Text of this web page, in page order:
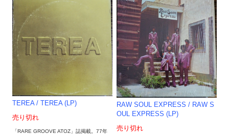
TEREA ‎/ TEREA (LP)
売り切れ
「RARE GROOVE ATOZ」誌掲載。77年
RAW SOUL EXPRESS / RAW S
OUL EXPRESS (LP)
売り切れ